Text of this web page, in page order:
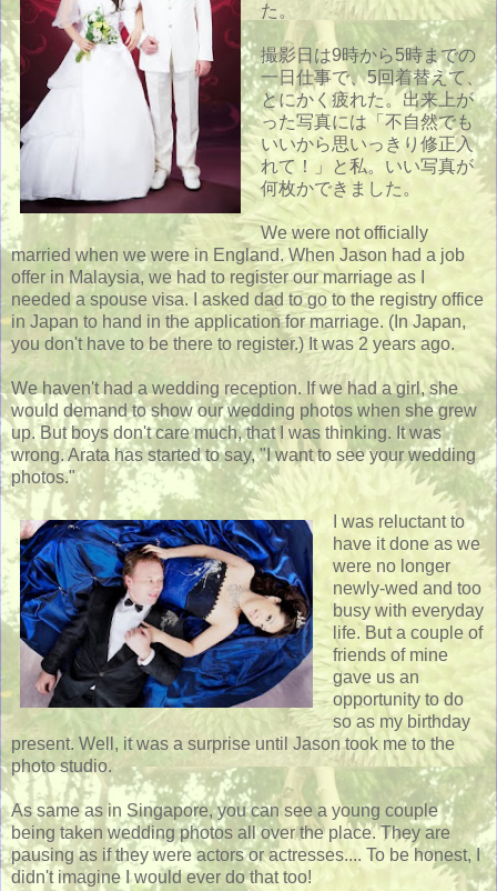
た。
撮影日は9時から5時までの
一日仕事で、5回着替えて、
とにかく疲れた。出来上が
った写真には「不自然でも
いいから思いっきり修正入
れて！」と私。いい写真が
何枚かできました。
We were not officially
married when we were in England. When Jason had a job
offer in Malaysia, we had to register our marriage as I
needed a spouse visa. I asked dad to go to the registry office
in Japan to hand in the application for marriage. (In Japan,
you don't have to be there to register.) It was 2 years ago.
We haven't had a wedding reception. If we had a girl, she
would demand to show our wedding photos when she grew
up. But boys don't care much, that I was thinking. It was
wrong. Arata has started to say, "I want to see your wedding
photos."
I was reluctant to
have it done as we
were no longer
newly-wed and too
busy with everyday
life. But a couple of
friends of mine
gave us an
opportunity to do
so as my birthday
present. Well, it was a surprise until Jason took me to the
photo studio.
As same as in Singapore, you can see a young couple
being taken wedding photos all over the place. They are
pausing as if they were actors or actresses.... To be honest, I
didn't imagine I would ever do that too!